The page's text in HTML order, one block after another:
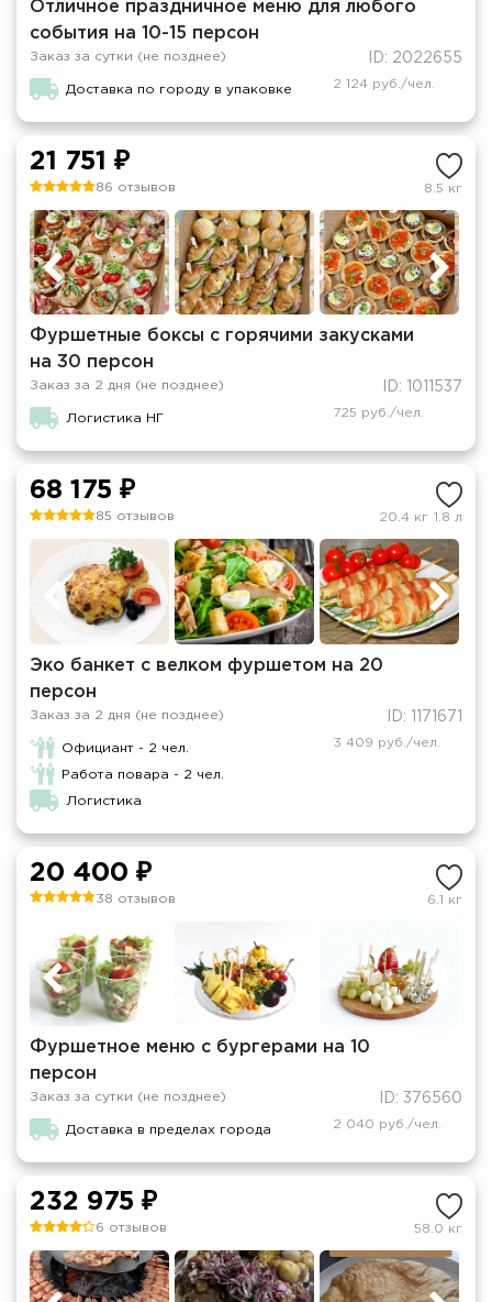
Отличное праздничное меню для любого
события на 10-15 персон
Заказ за сутки (не позднее) ID: 2022655
Доставка по городу в упаковке 2 124 руб./чел.
21 751 ₽
86 отзывов 8.5 кг
Фуршетные боксы с горячими закусками
на 30 персон
Заказ за 2 дня (не позднее) ID: 1011537
Логистика НГ 725 руб./чел.
68 175 ₽
85 отзывов 20.4 кг 1.8 л
Эко банкет с велком фуршетом на 20
персон
Заказ за 2 дня (не позднее) ID: 1171671
Официант - 2 чел.
Работа повара - 2 чел.
Логистика
3 409 руб./чел.
20 400 ₽
38 отзывов 6.1 кг
Фуршетное меню с бургерами на 10
персон
Заказ за сутки (не позднее) ID: 376560
Доставка в пределах города 2 040 руб./чел.
232 975 ₽
6 отзывов 58.0 кг